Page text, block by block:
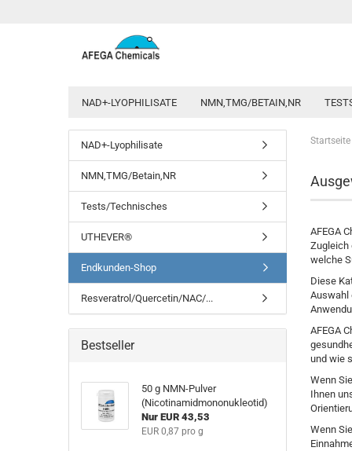
NAD+-LYOPHILISATE NMN,TMG/BETAIN,NR
Startseite
AFEGA
Zugleich
welche
Diese
Auswahl
AFEGA
und wie
Wenn
Ihnen
Wenn
NAD+-Lyophilisate
NMN,TMG/Betain,NR
Tests/Technisches
UTHEVER®
Endkunden-Shop
Resveratrol/Quercetin/NAC/...
Bestseller
50 g NMN-Pulver
(Nicotinamidmononukleotid)
Nur EUR 43,53
EUR 0,87 pro g